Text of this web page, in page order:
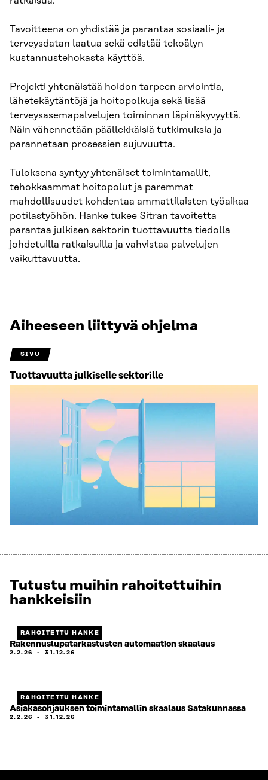
Tavoitteena on yhdistää ja parantaa sosiaali- ja
terveysdatan laatua sekä edistää tekoälyn
kustannustehokasta käyttöä.
Projekti yhtenäistää hoidon tarpeen arviointia,
lähetekäytäntöjä ja hoitopolkuja sekä lisää
terveysasemapalvelujen toiminnan läpinäkyvyyttä.
Näin vähennetään päällekkäisiä tutkimuksia ja
parannetaan prosessien sujuvuutta.
Tuloksena syntyy yhtenäiset toimintamallit,
tehokkaammat hoitopolut ja paremmat
mahdollisuudet kohdentaa ammattilaisten työaikaa
potilastyöhön. Hanke tukee Sitran tavoitetta
parantaa julkisen sektorin tuottavuutta tiedolla
johdetuilla ratkaisuilla ja vahvistaa palvelujen
vaikuttavuutta.
Aiheeseen liittyvä ohjelma
SIVU
Tuottavuutta julkiselle sektorille
Tutustu muihin rahoitettuihin
hankkeisiin
RAHOITETTU HANKE
Rakennuslupatarkastusten automaation skaalaus
2.2.26 -31.12.26
RAHOITETTU HANKE
Asiakasohjauksen toimintamallin skaalaus Satakunnassa
2.2.26 -31.12.26